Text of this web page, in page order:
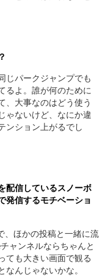
じパークジャンプでも
るよ。誰が何のために
、大事なのはどう使う
ゃないけど、なにか違
ンション上がるでし
配信しているスノーボ
発信するモチベーショ
、ほかの投稿と一緒に流
ャンネルならちゃんと
ても大きい画面で観る
なんじゃないかな。